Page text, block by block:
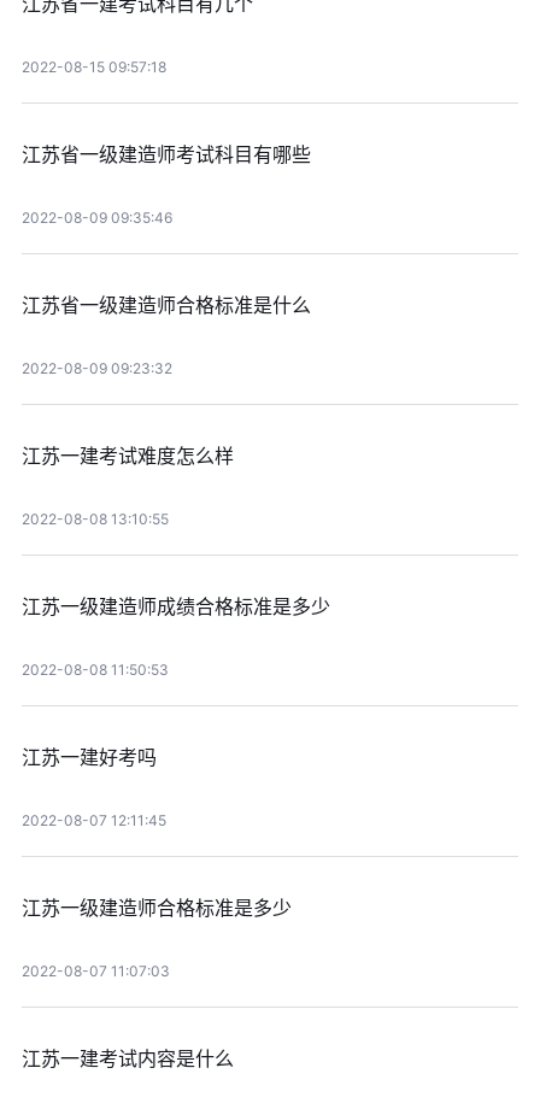
2022-08-15 09:57:18
江苏省一级建造师考试科目有哪些
2022-08-09 09:35:46
江苏省一级建造师合格标准是什么
2022-08-09 09:23:32
江苏一建考试难度怎么样
2022-08-08 13:10:55
江苏一级建造师成绩合格标准是多少
2022-08-08 11:50:53
江苏一建好考吗
2022-08-07 12:11:45
江苏一级建造师合格标准是多少
2022-08-07 11:07:03
江苏一建考试内容是什么